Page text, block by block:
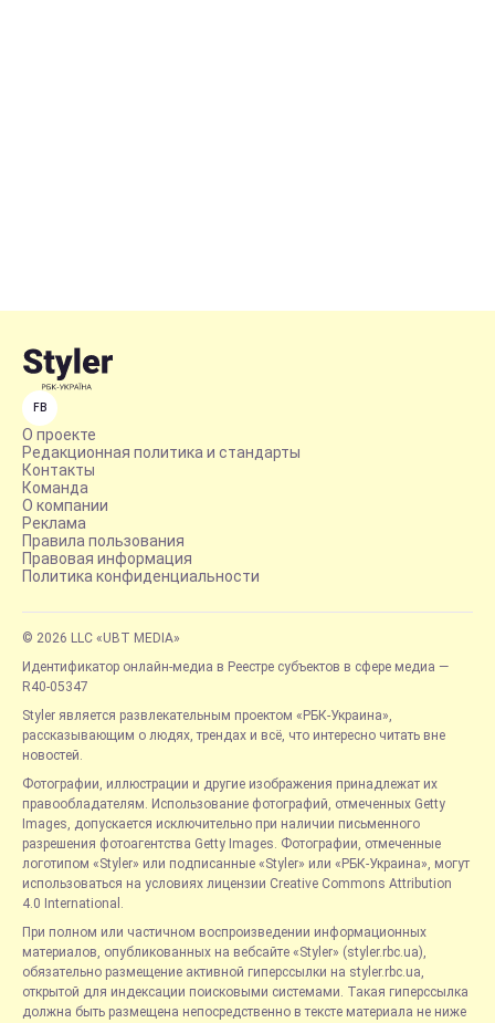
FB
О проекте
Редакционная политика и стандарты
Контакты
Команда
О компании
Реклама
Правила пользования
Правовая информация
Политика конфиденциальности
© 2026 LLC «UBT MEDIA»
Идентификатор онлайн-медиа в Реестре субъектов в сфере медиа —
R40-05347
Styler является развлекательным проектом «РБК-Украина»,
рассказывающим о людях, трендах и всё, что интересно читать вне
новостей.
Фотографии, иллюстрации и другие изображения принадлежат их
правообладателям. Использование фотографий, отмеченных Getty
Images, допускается исключительно при наличии письменного
разрешения фотоагентства Getty Images. Фотографии, отмеченные
логотипом «Styler» или подписанные «Styler» или «РБК-Украина», могут
использоваться на условиях лицензии Creative Commons Attribution
4.0 International.
При полном или частичном воспроизведении информационных
материалов, опубликованных на вебсайте «Styler» (styler.rbc.ua),
обязательно размещение активной гиперссылки на styler.rbc.ua,
открытой для индексации поисковыми системами. Такая гиперссылка
должна быть размещена непосредственно в тексте материала не ниже